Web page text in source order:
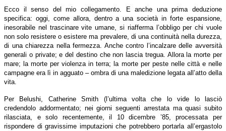
Ecco il senso del mio collegamento. E anche una prima deduzione
specifica: oggi, come allora, dentro a una società in forte espansione,
inesorabile nel trascinare vite umane, si riafferma l’obbligo per chi vuole
non solo resistere o esistere ma prevalere, di una continuità nella durezza,
di una chiarezza nella fermezza. Anche contro l’incalzare delle avversità
generali o private; e del destino che non lascia tregua. Allora la morte per
mare; la morte per violenza in terra; la morte per peste nelle città e nelle
campagne era lì in agguato – ombra di una maledizione legata all’atto della
vita.
Per Belushi, Catherine Smith (l’ultima volta che lo vide lo lasciò
credendolo addormentato; nei giorni seguenti arrestata ma quasi subito
rilasciata, e solo recentemente, il 10 dicembre ’85, processata per
rispondere di gravissime imputazioni che potrebbero portarla all’ergastolo